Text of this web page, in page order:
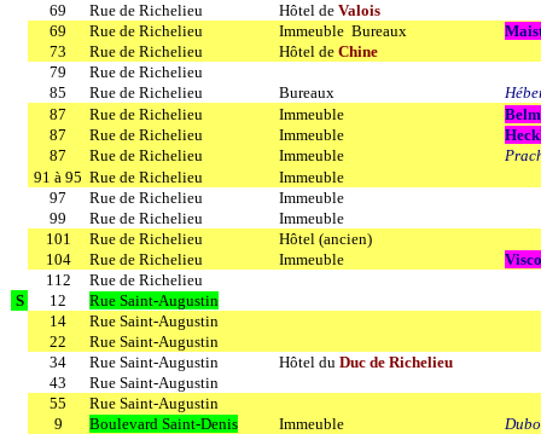
69
Rue de Richelieu Hôtel de Valois
69
Rue de Richelieu Immeuble Bureaux
73
Rue de Richelieu Hôtel de Chine
79
Rue de Richelieu
85
Rue de Richelieu Bureaux
87
Rue de Richelieu Immeuble
87
Rue de Richelieu Immeuble
87
Rue de Richelieu Immeuble
91 à 95 Rue de Richelieu
Immeuble
97
Rue de Richelieu
Immeuble
99
Rue de Richelieu
Immeuble
101
Rue de Richelieu
Hôtel (ancien)
104
Rue de Richelieu Immeuble
112
Rue de Richelieu
S
12
Rue Saint-Augustin
14
Rue Saint-Augustin
22
Rue Saint-Augustin
34
Rue Saint-Augustin Hôtel du Duc de Richelieu
43
Rue Saint-Augustin
55
Rue Saint-Augustin
9
Boulevard Saint-Denis Immeuble